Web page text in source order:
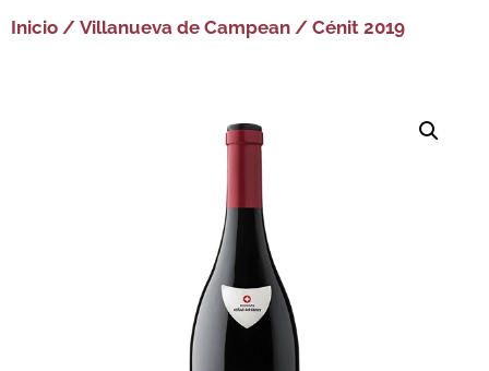
Inicio / Villanueva de Campean / Cénit 2019